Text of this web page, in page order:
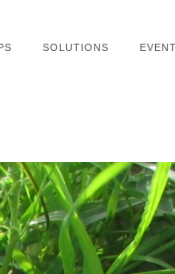
SOLUTIONS